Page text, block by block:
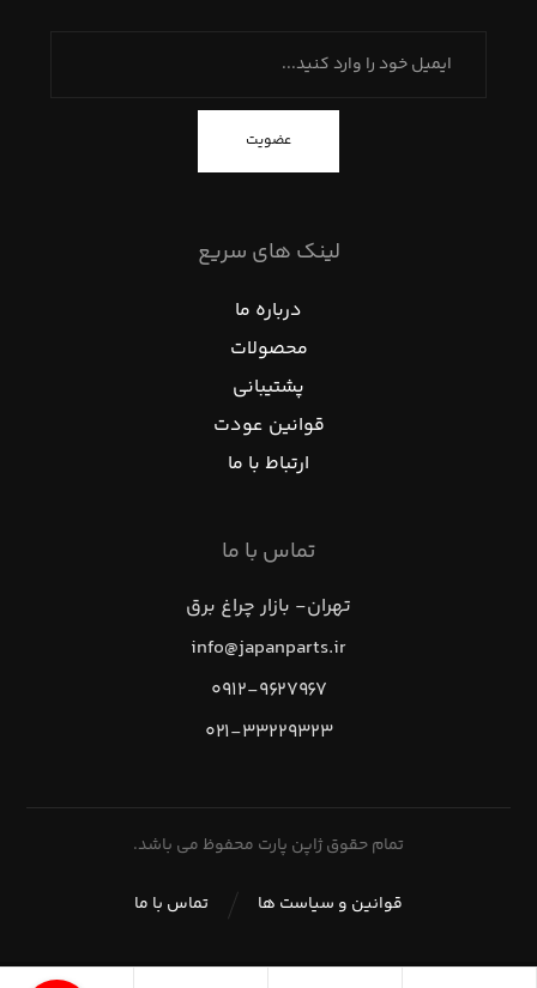
عضویت
لینک های سریع
درباره ما
محصولات
پشتیبانی
قوانین عودت
ارتباط با ما
تماس با ما
تهران- بازار چراغ برق
info@japanparts.ir
۰۹۱۲-۹۶۲۷۹۶۷
۰۲۱-۳۳۲۲۹۳۲۳
تمام حقوق ژاپن پارت محفوظ می باشد.
تماس با ما قوانین و سیاست ها